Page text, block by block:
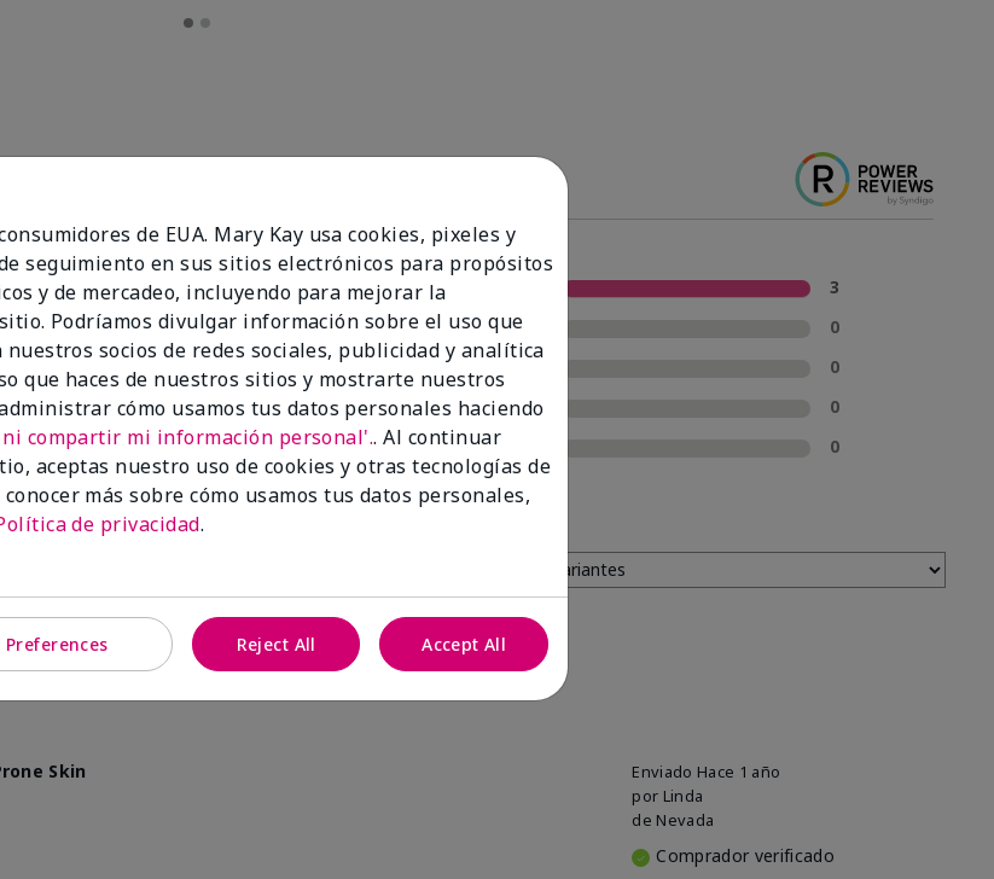
100%
de los encuestados
recomendaría a un
amigo.
3
4 estrellas
0
0
2 estrellas
0
1 estrella
0
Enviado Hace 1 año
por Linda
de Nevada
Comprador verificado
Skin
de EUA. Mary Kay usa cookies, pixeles y
seguimiento en sus sitios electrónicos para propósitos
y de mercadeo, incluyendo para mejorar la
Podríamos divulgar información sobre el uso que
nuestros socios de redes sociales, publicidad y analítica
que haces de nuestros sitios y mostrarte nuestros
cómo usamos tus datos personales haciendo
compartir mi información personal'.. Al continuar
aceptas nuestro uso de cookies y otras tecnologías de
más sobre cómo usamos tus datos personales,
de privacidad.
Preferences Reject All Accept All